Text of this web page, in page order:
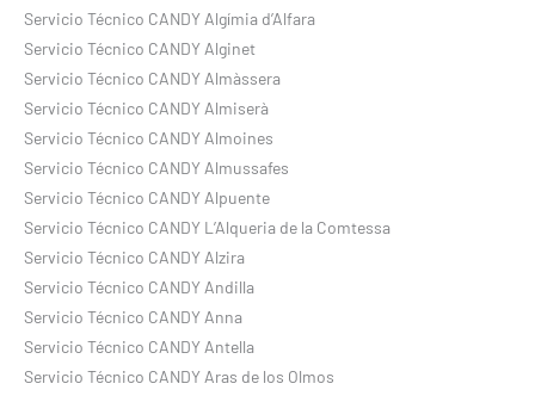
Servicio Técnico CANDY Algímia d’Alfara
Servicio Técnico CANDY Alginet
Servicio Técnico CANDY Almàssera
Servicio Técnico CANDY Almiserà
Servicio Técnico CANDY Almoines
Servicio Técnico CANDY Almussafes
Servicio Técnico CANDY Alpuente
Servicio Técnico CANDY L’Alqueria de la Comtessa
Servicio Técnico CANDY Alzira
Servicio Técnico CANDY Andilla
Servicio Técnico CANDY Anna
Servicio Técnico CANDY Antella
Servicio Técnico CANDY Aras de los Olmos